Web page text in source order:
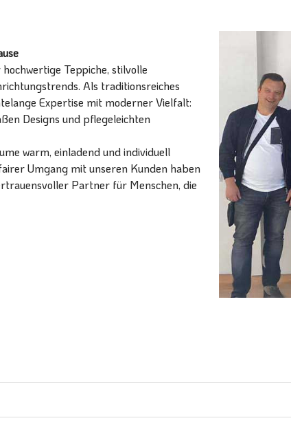
Teppiche, stilvolle
Als traditionsreiches
Expertise mit moderner Vielfalt:
Designs und pflegeleichten
warm, einladend und individuell
Umgang mit unseren Kunden haben
Partner für Menschen, die